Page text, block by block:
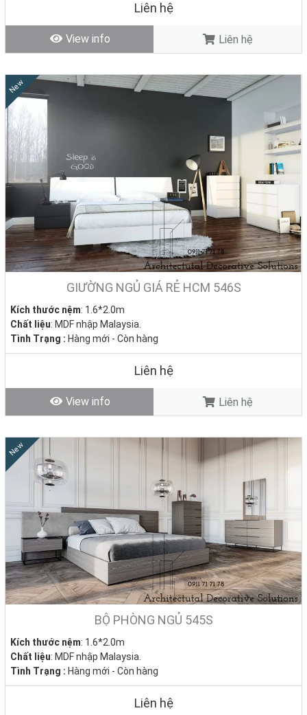
Liên hệ
View info Liên hệ
New
GIƯỜNG NGỦ GIÁ RẺ HCM 546S
Kích thước nệm: 1.6*2.0m
Chất liệu: MDF nhập Malaysia.
Tình Trạng : Hàng mới - Còn hàng
Liên hệ
View info Liên hệ
New
BỘ PHÒNG NGỦ 545S
Kích thước nệm: 1.6*2.0m
Chất liệu: MDF nhập Malaysia.
Tình Trạng : Hàng mới - Còn hàng
Liên hệ